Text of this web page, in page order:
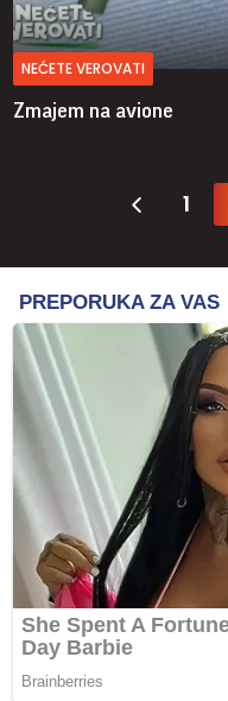
NEĆETE VEROVATI
Zmajem na avione
1